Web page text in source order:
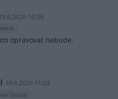
19.6.2026 10:39
opravovat nebude.
19.6.2026 11:03
Dostál